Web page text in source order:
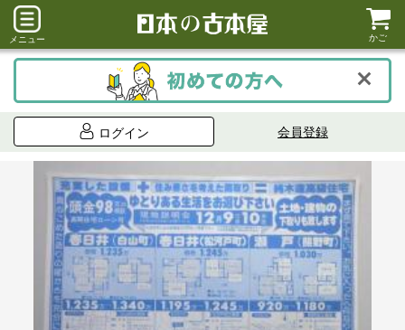
メニュー かご
ログイン 会員登録